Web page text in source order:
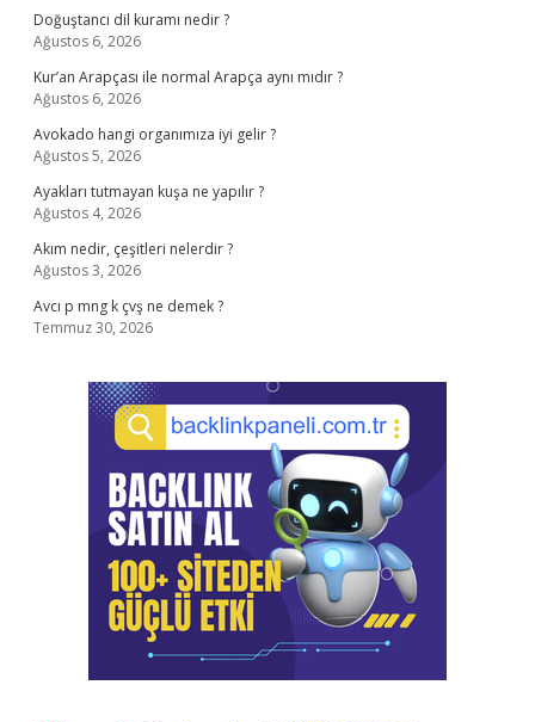
Doğuştancı dil kuramı nedir ?
Ağustos 6, 2026
Kur’an Arapçası ile normal Arapça aynı mıdır ?
Ağustos 6, 2026
Avokado hangi organımıza iyi gelir ?
Ağustos 5, 2026
Ayakları tutmayan kuşa ne yapılır ?
Ağustos 4, 2026
Akım nedir, çeşitleri nelerdir ?
Ağustos 3, 2026
Avcı p mng k çvş ne demek ?
Temmuz 30, 2026